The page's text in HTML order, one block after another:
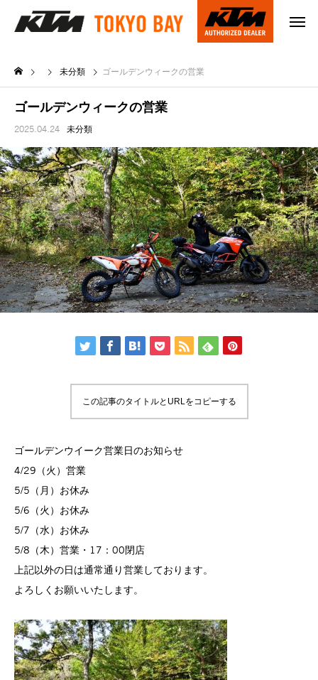
未分類 ゴールデンウィークの営業
ゴールデンウィークの営業
2025.04.24 未分類
この記事のタイトルとURLをコピーする
ゴールデンウイーク営業日のお知らせ
4/29（火）営業
5/5（月）お休み
5/6（火）お休み
5/7（水）お休み
5/8（木）営業・17：00閉店
上記以外の日は通常通り営業しております。
よろしくお願いいたします。